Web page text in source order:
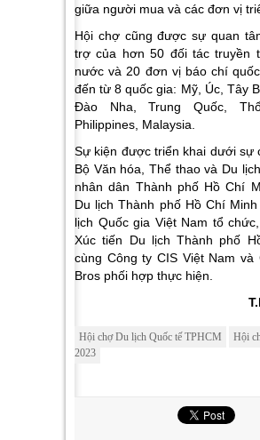
giữa người mua và các đơn vị
Hội chợ cũng được sự quan
trợ của hơn 50 đối tác truyền
nước và 20 đơn vị báo chí
đến từ 8 quốc gia: Mỹ, Úc, Tây
Đào Nha, Trung Quốc,
Philippines, Malaysia.
Sự kiện được triển khai dưới sự
Bộ Văn hóa, Thể thao và Du
nhân dân Thành phố Hồ Chí
Du lịch Thành phố Hồ Chí
lịch Quốc gia Việt Nam tổ
Xúc tiến Du lịch Thành phố
cùng Công ty CIS Việt Nam và
Bros phối hợp thực hiện.
Hội chợ Du lịch Quốc tế TPHCM
Hội
2023